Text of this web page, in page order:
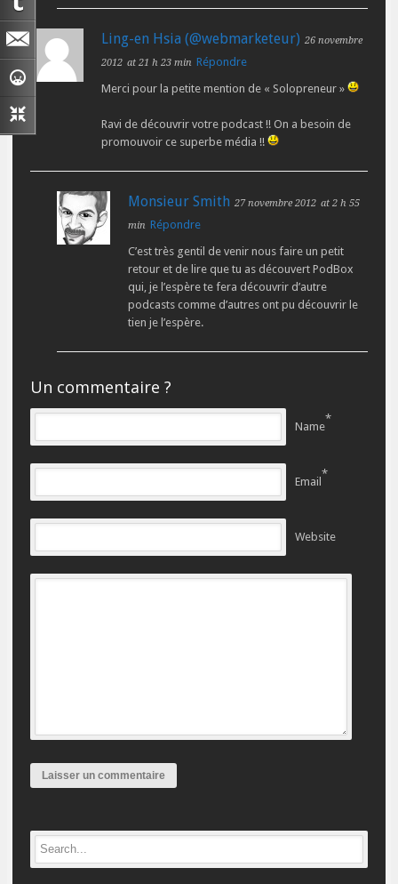
Ling-en Hsia (@webmarketeur) 26 novembre
2012 at 21 h 23 min Répondre
Merci pour la petite mention de « Solopreneur »
Ravi de découvrir votre podcast !! On a besoin de
promouvoir ce superbe média !!
Monsieur Smith 27 novembre 2012 at 2 h 55
min Répondre
C’est très gentil de venir nous faire un petit
retour et de lire que tu as découvert PodBox
qui, je l’espère te fera découvrir d’autre
podcasts comme d’autres ont pu découvrir le
tien je l’espère.
Un commentaire ?
Name
*
Email
*
Website